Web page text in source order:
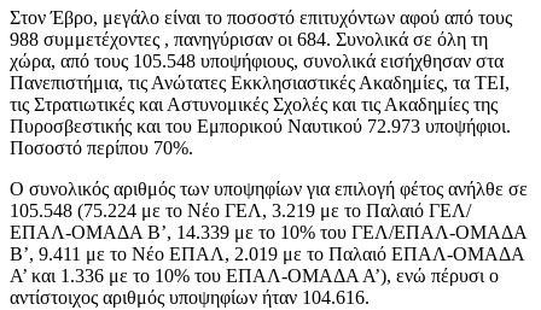
Στον Έβρο, μεγάλο είναι το ποσοστό επιτυχόντων αφού από τους
988 συμμετέχοντες , πανηγύρισαν οι 684. Συνολικά σε όλη τη
χώρα, από τους 105.548 υποψήφιους, συνολικά εισήχθησαν στα
Πανεπιστήμια, τις Ανώτατες Εκκλησιαστικές Ακαδημίες, τα ΤΕΙ,
τις Στρατιωτικές και Αστυνομικές Σχολές και τις Ακαδημίες της
Πυροσβεστικής και του Εμπορικού Ναυτικού 72.973 υποψήφιοι.
Ποσοστό περίπου 70%.
O συνολικός αριθμός των υποψηφίων για επιλογή φέτος ανήλθε σε
105.548 (75.224 με το Νέο ΓΕΛ, 3.219 με το Παλαιό ΓΕΛ/
ΕΠΑΛ-ΟΜΑΔΑ Β’, 14.339 με το 10% του ΓΕΛ/ΕΠΑΛ-ΟΜΑΔΑ
Β’, 9.411 με το Νέο ΕΠΑΛ, 2.019 με το Παλαιό ΕΠΑΛ-ΟΜΑΔΑ
Α’ και 1.336 με το 10% του ΕΠΑΛ-ΟΜΑΔΑ Α’), ενώ πέρυσι ο
αντίστοιχος αριθμός υποψηφίων ήταν 104.616.